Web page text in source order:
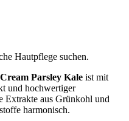
Hautpflege suchen.
Parsley Kale ist mit
und hochwertiger
Extrakte aus Grünkohl und
harmonisch.